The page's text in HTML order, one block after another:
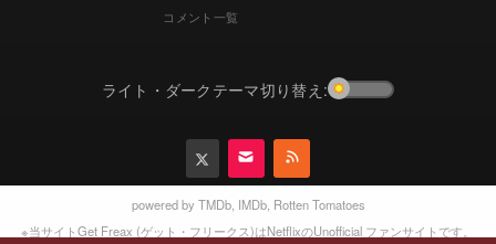
コメント一覧
ライト・ダークテーマ切り替え:
powered by TMDb, IMDb, Rotten Tomatoes
※当サイトGet Freax (ゲット・フリークス)はNetflixのUnofficial ファンサイトです。